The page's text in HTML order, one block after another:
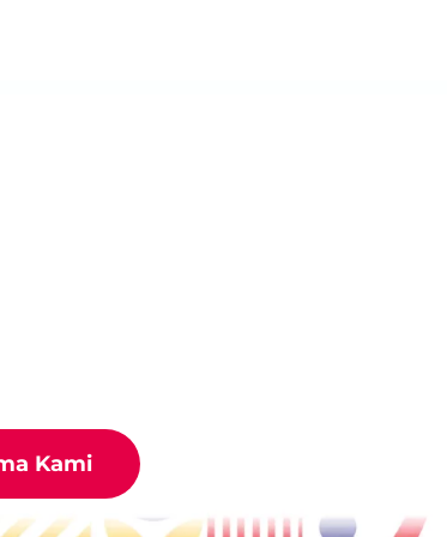
khususnya Outdoor Playground.
semua urusan playground menjadi
Kami